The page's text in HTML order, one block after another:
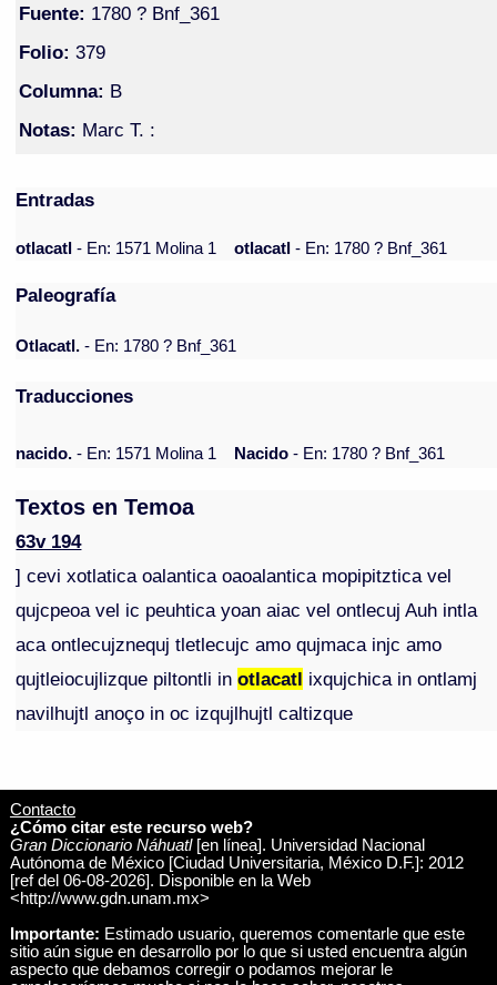
Fuente: 1780 ? Bnf_361
Folio: 379
Columna: B
Notas: Marc T. :
Entradas
otlacatl- En: 1571 Molina 1 otlacatl- En: 1780 ? Bnf_361
Paleografía
Otlacatl. - En: 1780 ? Bnf_361
Traducciones
nacido. - En: 1571 Molina 1 Nacido - En: 1780 ? Bnf_361
Textos en Temoa
63v 194
] cevi xotlatica oalantica oaoalantica mopipitztica vel
qujcpeoa vel ic peuhtica yoan aiac vel ontlecuj Auh intla
aca ontlecujznequj tletlecujc amo qujmaca injc amo
qujtleiocujlizque piltontli inotlacatl ixqujchica in ontlamj
navilhujtl anoço in oc izqujlhujtl caltizque
Contacto
¿Cómo citar este recurso web?
Gran Diccionario Náhuatl[en línea]. Universidad Nacional
Autónoma de México [Ciudad Universitaria, México D.F.]: 2012
[ref del 06-08-2026]. Disponible en la Web
<http://www.gdn.unam.mx>
Importante: Estimado usuario, queremos comentarle que este
sitio aún sigue en desarrollo por lo que si usted encuentra algún
aspecto que debamos corregir o podamos mejorar le